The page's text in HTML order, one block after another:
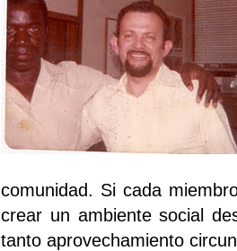
comunidad. Si cada
crear un ambiente social
tanto aprovechamiento